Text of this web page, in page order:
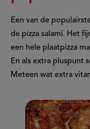
Een van de
de pizza salami. Het
een hele plaatpizza
En als extra pluspunt
Meteen wat extra